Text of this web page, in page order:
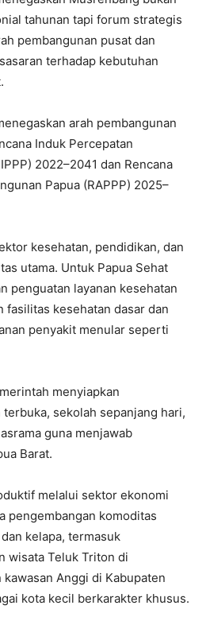
tahunan tapi forum strategis
pembangunan pusat dan
terhadap kebutuhan
arah pembangunan
Induk Percepatan
2022–2041 dan Rencana
Papua (RAPPP) 2025–
kesehatan, pendidikan, dan
utama. Untuk Papua Sehat
penguatan layanan kesehatan
fasilitas kesehatan dasar dan
penyakit menular seperti
menyiapkan
sekolah sepanjang hari,
guna menjawab
Barat.
melalui sektor ekonomi
pengembangan komoditas
kelapa, termasuk
wisata Teluk Triton di
kawasan Anggi di Kabupaten
kota kecil berkarakter khusus.